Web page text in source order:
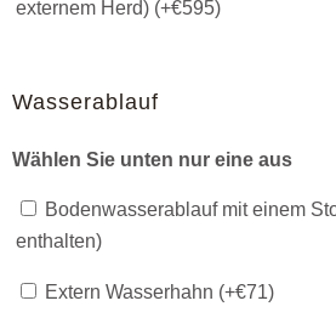
externem Herd) (+€595)
Wasserablauf
Wählen Sie unten nur eine aus
Bodenwasserablauf mit einem
enthalten)
Extern Wasserhahn (+€71)